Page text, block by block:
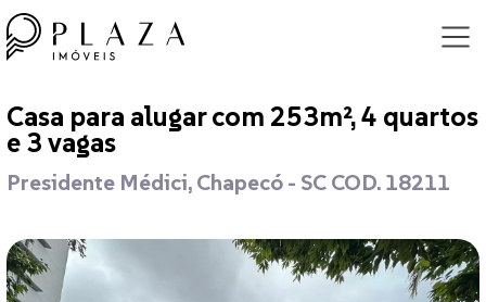
Casa para alugar com 253m², 4 quartos
e 3 vagas
Presidente Médici, Chapecó - SC COD. 18211